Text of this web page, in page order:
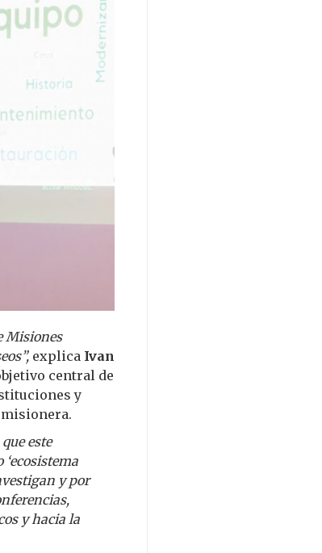
Misiones
explica Ivan
central de
y
este
y por
y hacia la